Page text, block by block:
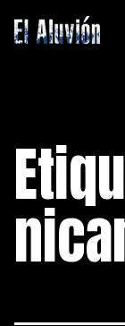
Saltar
El